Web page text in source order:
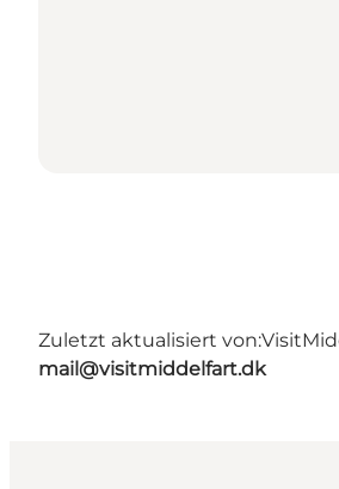
Zuletzt aktualisiert von:
mail@visitmiddelfart.dk